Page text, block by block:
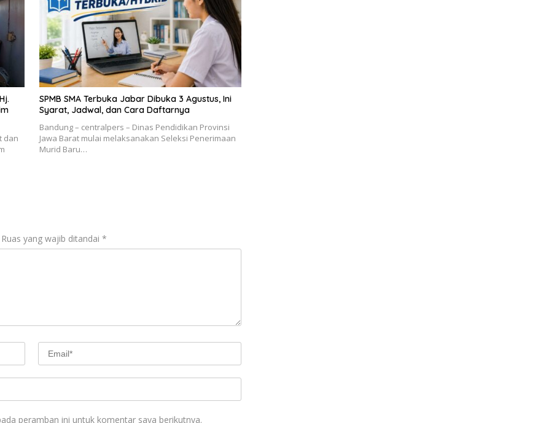
dan
SPMB SMA Terbuka Jabar Dibuka 3 Agustus, Ini
Syarat, Jadwal, dan Cara Daftarnya
Bandung – centralpers – Dinas Pendidikan Provinsi
Jawa Barat mulai melaksanakan Seleksi Penerimaan
Murid Baru…
Ruas yang wajib ditandai *
peramban ini untuk komentar saya berikutnya.